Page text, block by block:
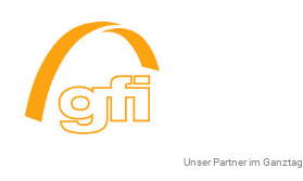
Unser Partner im Ganztag